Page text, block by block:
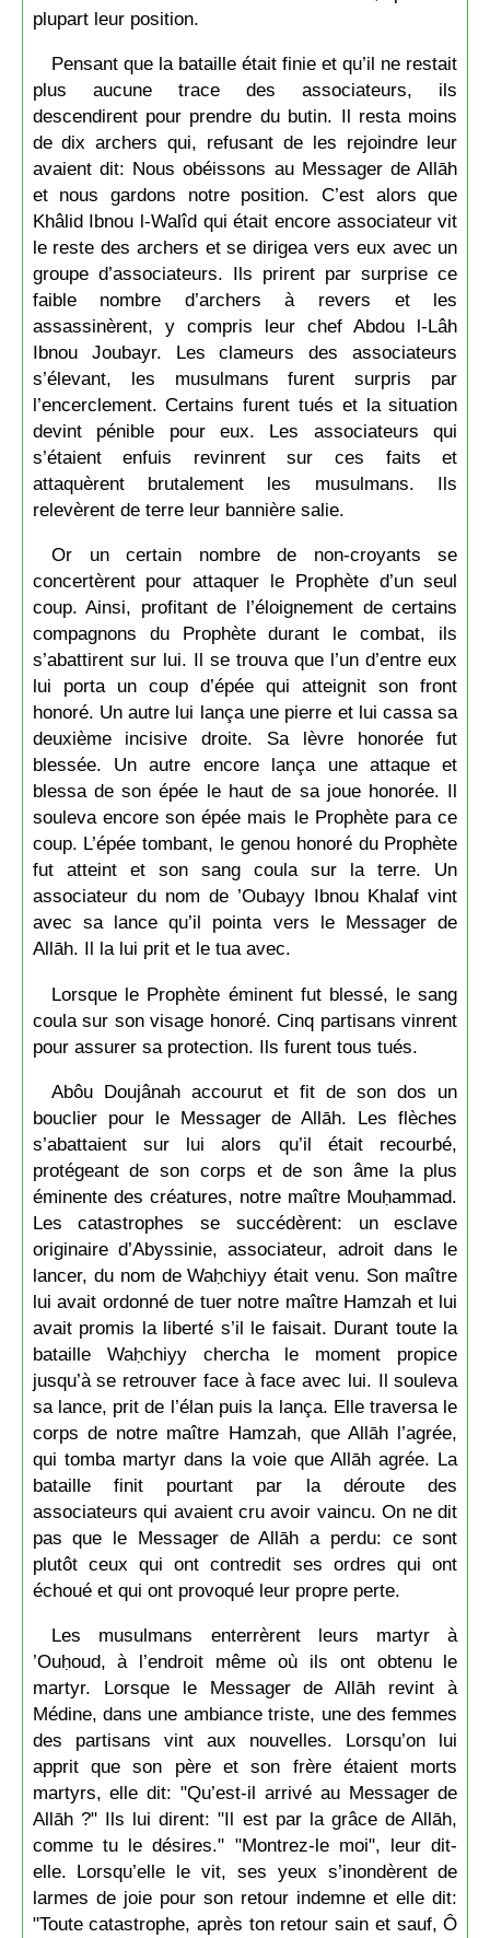
plupart leur position.
Pensant que la bataille était finie et qu’il ne restait
plus aucune trace des associateurs, ils
descendirent pour prendre du butin. Il resta moins
de dix archers qui, refusant de les rejoindre leur
avaient dit: Nous obéissons au Messager de Allāh
et nous gardons notre position. C’est alors que
Khâlid Ibnou l-Walîd qui était encore associateur vit
le reste des archers et se dirigea vers eux avec un
groupe d’associateurs. Ils prirent par surprise ce
faible nombre d’archers à revers et les
assassinèrent, y compris leur chef Abdou l-Lâh
Ibnou Joubayr. Les clameurs des associateurs
s’élevant, les musulmans furent surpris par
l’encerclement. Certains furent tués et la situation
devint pénible pour eux. Les associateurs qui
s’étaient enfuis revinrent sur ces faits et
attaquèrent brutalement les musulmans. Ils
relevèrent de terre leur bannière salie.
Or un certain nombre de non-croyants se
concertèrent pour attaquer le Prophète d’un seul
coup. Ainsi, profitant de l’éloignement de certains
compagnons du Prophète durant le combat, ils
s’abattirent sur lui. Il se trouva que l’un d’entre eux
lui porta un coup d’épée qui atteignit son front
honoré. Un autre lui lança une pierre et lui cassa sa
deuxième incisive droite. Sa lèvre honorée fut
blessée. Un autre encore lança une attaque et
blessa de son épée le haut de sa joue honorée. Il
souleva encore son épée mais le Prophète para ce
coup. L’épée tombant, le genou honoré du Prophète
fut atteint et son sang coula sur la terre. Un
associateur du nom de ’Oubayy Ibnou Khalaf vint
avec sa lance qu’il pointa vers le Messager de
Allāh. Il la lui prit et le tua avec.
Lorsque le Prophète éminent fut blessé, le sang
coula sur son visage honoré. Cinq partisans vinrent
pour assurer sa protection. Ils furent tous tués.
Abôu Doujânah accourut et fit de son dos un
bouclier pour le Messager de Allāh. Les flèches
s’abattaient sur lui alors qu’il était recourbé,
protégeant de son corps et de son âme la plus
éminente des créatures, notre maître Mouḥammad.
Les catastrophes se succédèrent: un esclave
originaire d’Abyssinie, associateur, adroit dans le
lancer, du nom de Waḥchiyy était venu. Son maître
lui avait ordonné de tuer notre maître Hamzah et lui
avait promis la liberté s’il le faisait. Durant toute la
bataille Waḥchiyy chercha le moment propice
jusqu’à se retrouver face à face avec lui. Il souleva
sa lance, prit de l’élan puis la lança. Elle traversa le
corps de notre maître Hamzah, que Allāh l’agrée,
qui tomba martyr dans la voie que Allāh agrée. La
bataille finit pourtant par la déroute des
associateurs qui avaient cru avoir vaincu. On ne dit
pas que le Messager de Allāh a perdu: ce sont
plutôt ceux qui ont contredit ses ordres qui ont
échoué et qui ont provoqué leur propre perte.
Les musulmans enterrèrent leurs martyr à
’Ouḥoud, à l’endroit même où ils ont obtenu le
martyr. Lorsque le Messager de Allāh revint à
Médine, dans une ambiance triste, une des femmes
des partisans vint aux nouvelles. Lorsqu’on lui
apprit que son père et son frère étaient morts
martyrs, elle dit: "Qu’est-il arrivé au Messager de
Allāh ?" Ils lui dirent: "Il est par la grâce de Allāh,
comme tu le désires." "Montrez-le moi", leur dit-
elle. Lorsqu’elle le vit, ses yeux s’inondèrent de
larmes de joie pour son retour indemne et elle dit:
"Toute catastrophe, après ton retour sain et sauf, Ô